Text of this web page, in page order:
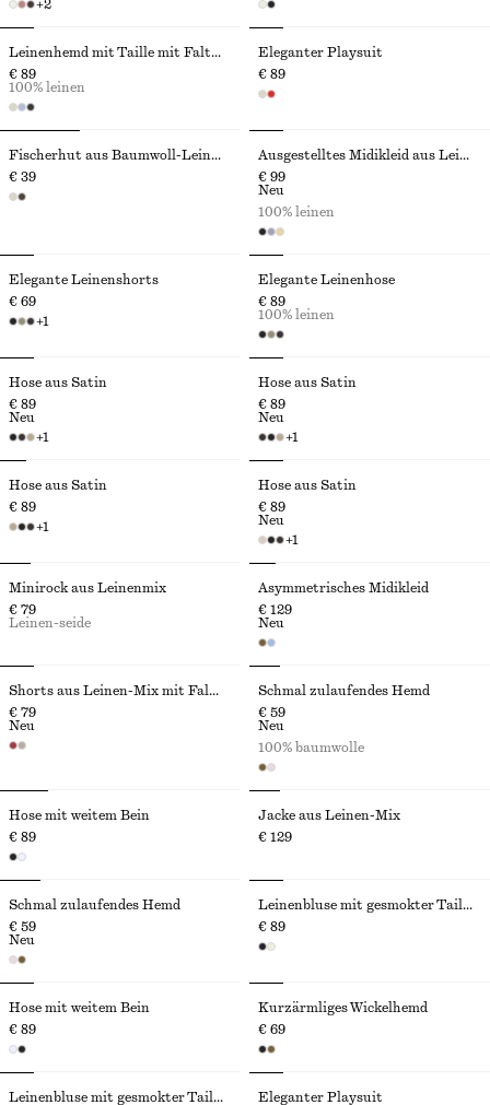
+2
Leinenhemd mit Taille mit Falten
€ 89
100% leinen
Eleganter Playsuit
€ 89
Fischerhut aus Baumwoll-Leinen-Mix
€ 39
Ausgestelltes Midikleid aus Leinen
€ 99
Neu
100% leinen
Elegante Leinenshorts
€ 69
+1
Elegante Leinenhose
€ 89
100% leinen
Hose aus Satin
€ 89
+1
Neu
Hose aus Satin
€ 89
+1
Neu
Hose aus Satin
€ 89
+1
Hose aus Satin
€ 89
+1
Neu
Minirock aus Leinenmix
€ 79
Leinen-seide
Asymmetrisches Midikleid
€ 129
Neu
Shorts aus Leinen-Mix mit Falten
€ 79
Neu
Schmal zulaufendes Hemd
€ 59
Neu
100% baumwolle
Hose mit weitem Bein
€ 89
Jacke aus Leinen-Mix
€ 129
Schmal zulaufendes Hemd
€ 59
Neu
Leinenbluse mit gesmokter Taille
€ 89
Hose mit weitem Bein
€ 89
Kurzärmliges Wickelhemd
€ 69
Leinenbluse mit gesmokter Taille
Eleganter Playsuit